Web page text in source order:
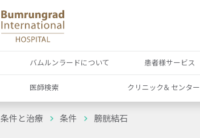
バムルンラードについて 患者様サービス
医師検索 クリニック& センター
条件と治療 条件 膀胱結石